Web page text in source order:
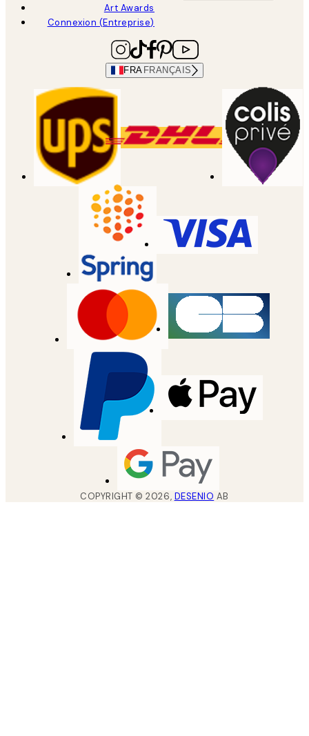
Art Awards
Connexion (Entreprise)
FRA FRANÇAIS
COPYRIGHT ©2026, DESENIO AB